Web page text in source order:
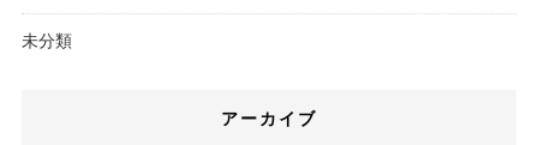
未分類
アーカイブ